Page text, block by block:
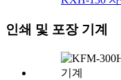
인쇄 및 포장 기계